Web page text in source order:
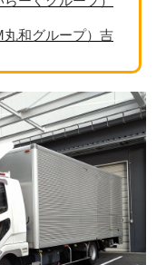
和グループ）吉